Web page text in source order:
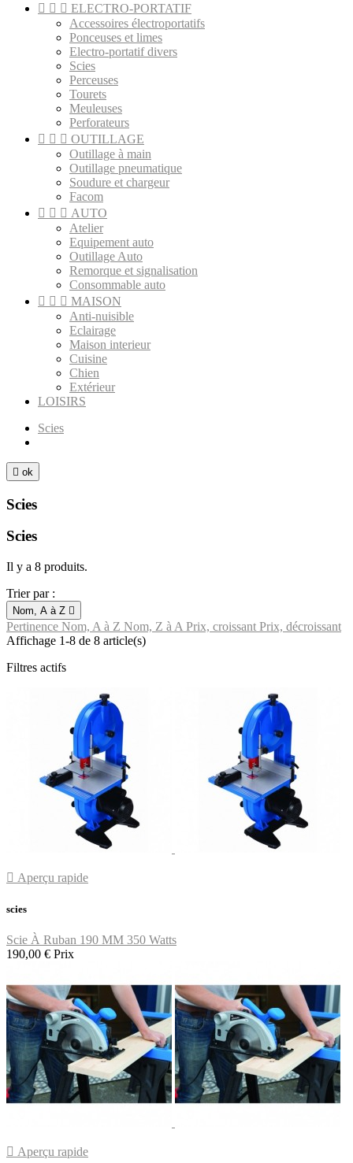
   ELECTRO-PORTATIF
Accessoires électroportatifs
Ponceuses et limes
Electro-portatif divers
Scies
Perceuses
Tourets
Meuleuses
Perforateurs
   OUTILLAGE
Outillage à main
Outillage pneumatique
Soudure et chargeur
Facom
   AUTO
Atelier
Equipement auto
Outillage Auto
Remorque et signalisation
Consommable auto
   MAISON
Anti-nuisible
Eclairage
Maison interieur
Cuisine
Chien
Extérieur
LOISIRS
Scies
 ok
Scies
Scies
Il y a 8 produits.
Trier par :
Nom, A à Z 
Pertinence Nom, A à Z Nom, Z à A Prix, croissant Prix, décroissant
Affichage 1-8 de 8 article(s)
Filtres actifs
 Aperçu rapide
scies
Scie À Ruban 190 MM 350 Watts
190,00 € Prix
 Aperçu rapide